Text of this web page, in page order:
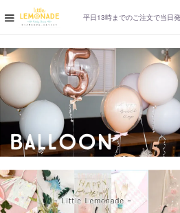
平日13時までのご注文で当日